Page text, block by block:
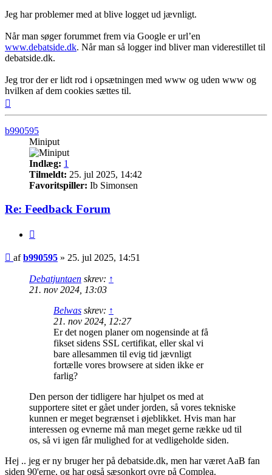
Jeg har problemer med at blive logget ud jævnligt.
Når man søger forummet frem via Google er url’en
www.debatside.dk. Når man så logger ind bliver man viderestillet til
debatside.dk.
Jeg tror der er lidt rod i opsætningen med www og uden www og
hvilken af dem cookies sættes til.
b990595
Miniput
Indlæg: 1
Tilmeldt: 25. jul 2025, 14:42
Favoritspiller: Ib Simonsen
Re: Feedback Forum
Indlæg
afb990595 » 25. jul 2025, 14:51
Debatjuntaen skrev: ↑
21. nov 2024, 13:03
Belwas skrev: ↑
21. nov 2024, 12:27
Er det nogen planer om nogensinde at få
fikset sidens SSL certifikat, eller skal vi
bare allesammen til evig tid jævnligt
fortælle vores browsere at siden ikke er
farlig?
Den person der tidligere har hjulpet os med at
supportere sitet er gået under jorden, så vores tekniske
kunnen er meget begrænset i øjeblikket. Hvis man har
interessen og evnerne må man meget gerne række ud til
os, så vi igen får mulighed for at vedligeholde siden.
Hej .. jeg er ny bruger her på debatside.dk, men har været AaB fan
siden 90'erne, og har også sæsonkort ovre på Complea.